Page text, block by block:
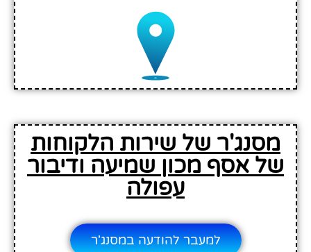
מסנג'ר של שירות הלקוחות
של אסף מכון שמיעה ודיבור
עפולה
למעבר להודעה במסנג'ר